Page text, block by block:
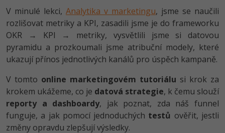
Umělá inteligence v praxi
Datová analýza v praxi
Školení
Základy programování
Objektové programování - OOP
Umělá inteligence
HTML5, CSS3, Bootstrap, SEO
SQL a databáze
Školení dle technologií
C# .NET
Java
PHP
Programátor WWW aplikací
Senior programátor
Vývojář mobilních aplikací
Specialista na AI a bigdata
Kurzy programování
Jak začít?
Java -80%
Python -80%
JavaScript -80%
Kurzy e-commerce
Testování softwaru
Datová analýza
Digitální gramotnost
Marketing -30%
V minulé lekci, Analytika v marketingu, jsme se naučili
rozlišovat metriky a KPI, zasadili jsme je do frameworku
OKR → KPI → metriky, vysvětlili jsme si datovou
pyramidu a prozkoumali jsme atribuční modely, které
ukazují přínos jednotlivých kanálů pro úspěch kampaně.
V tomto online marketingovém tutoriálu si krok za
krokem ukážeme, co je datová strategie, k čemu slouží
reporty a dashboardy, jak poznat, zda náš funnel
funguje, a jak pomocí jednoduchých testů ověřit, jestli
změny opravdu zlepšují výsledky.